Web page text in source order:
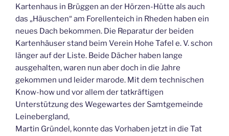
Kartenhaus in Brüggen an der Hörzen-Hütte als auch
das „Häuschen“ am Forellenteich in Rheden haben ein
neues Dach bekommen. Die Reparatur der beiden
Kartenhäuser stand beim Verein Hohe Tafel e. V. schon
länger auf der Liste. Beide Dächer haben lange
ausgehalten, waren nun aber doch in die Jahre
gekommen und leider marode. Mit dem technischen
Know-how und vor allem der tatkräftigen
Unterstützung des Wegewartes der Samtgemeinde
Leinebergland,
Martin Gründel, konnte das Vorhaben jetzt in die Tat